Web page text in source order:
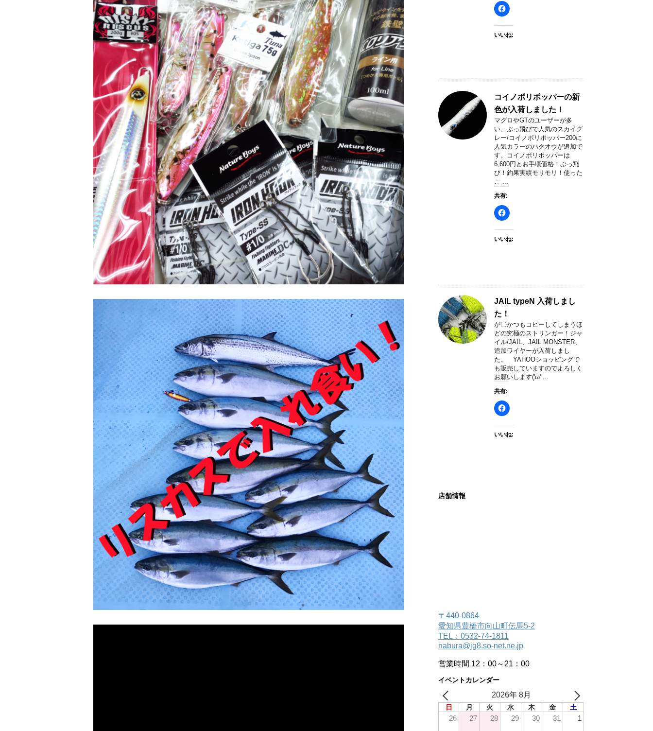
いいね:
コイノボリポッパーの新
色が入荷しました！
マグロやGTのユーザーが多
い、ぶっ飛びで人気のスカイグ
レー/コイノボリポッパー200に
人気カラーのハクオウが追加で
す。コイノボリポッパーは
6,600円とお手頃価格！ぶっ飛
び！釣果実績モリモリ！使った
こ ...
共有:
いいね:
JAIL typeN 入荷しまし
た！
が〇かつもコピーしてしまうほ
どの究極のストリンガー！ジャ
イル/JAIL、JAIL MONSTER、
追加ワイヤーが入荷しまし
た。 YAHOOショッピングで
も販売していますのでよろしく
お願いします('ω' ...
共有:
いいね:
店舗情報
〒440-0864
愛知県豊橋市向山町伝馬5-2
TEL：0532-74-1811
nabura@jg8.so-net.ne.jp
営業時間 12：00～21：00
イベントカレンダー
2026年 8月
日 月 火 水 木 金 土
26 27 28 29 30 31 1